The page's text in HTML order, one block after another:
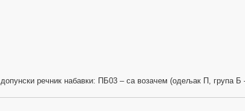
допунски речник набавки: ПБ03 – са возачем (одељак П, група Б